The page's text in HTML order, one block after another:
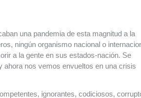
una pandemia de esta magnitud a la
ningún organismo nacional o
a la gente en sus estados-nación. Se
ahora nos vemos envueltos en una crisis
ignorantes, codiciosos,